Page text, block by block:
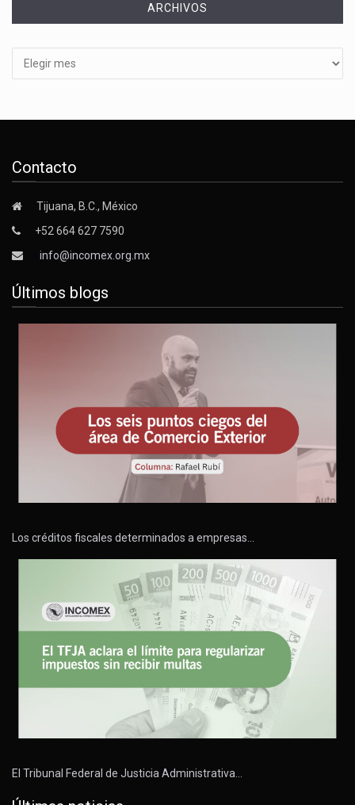
ARCHIVOS
Contacto
Tijuana, B.C., México
+52 664 627 7590
info@incomex.org.mx
Últimos blogs
Los créditos fiscales determinados a empresas…
El Tribunal Federal de Justicia Administrativa…